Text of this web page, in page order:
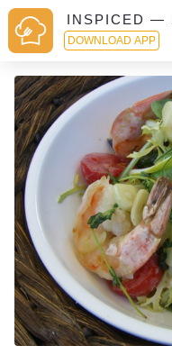
INSPICED —
DOWNLOAD APP